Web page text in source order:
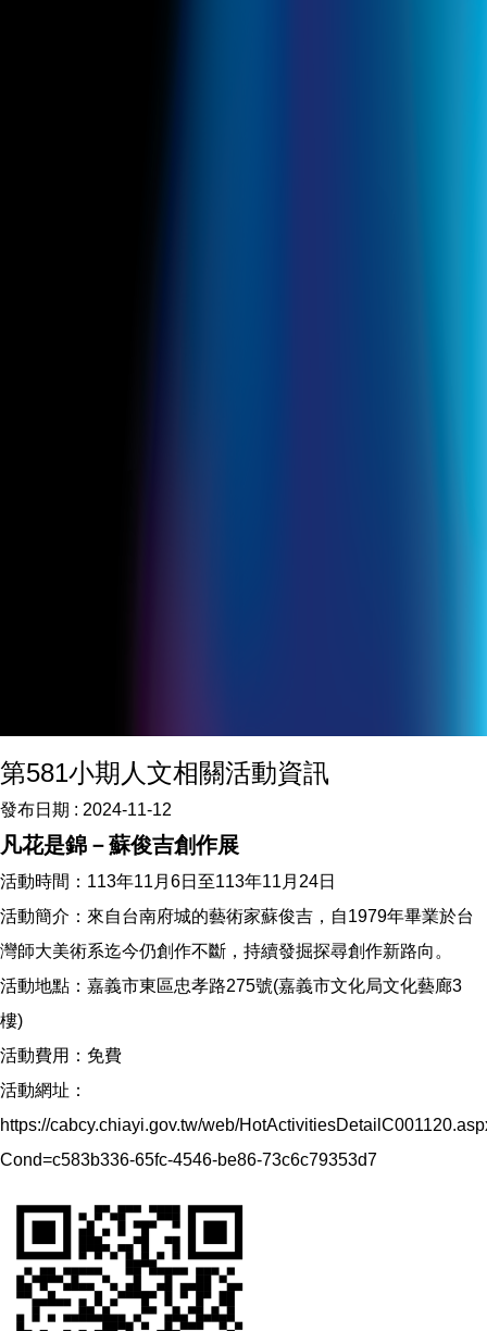
第581小期人文相關活動資訊
發布日期 : 2024-11-12
凡花是錦－蘇俊吉創作展
活動時間：113年11月6日至113年11月24日
活動簡介：來自台南府城的藝術家蘇俊吉，自1979年畢業於台
灣師大美術系迄今仍創作不斷，持續發掘探尋創作新路向。
活動地點：嘉義市東區忠孝路275號(嘉義市文化局文化藝廊3
樓)
活動費用：免費
活動網址：
https://cabcy.chiayi.gov.tw/web/
Cond=c583b336-65fc-4546-be86-73c6c79353d7